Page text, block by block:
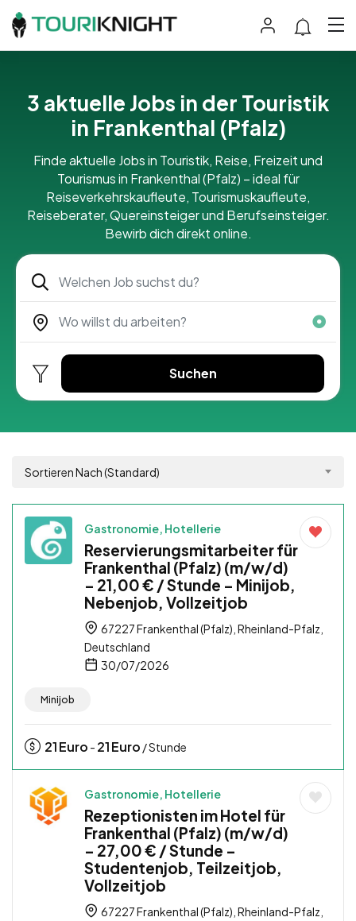
3 aktuelle Jobs in der Touristik
in Frankenthal (Pfalz)
Finde aktuelle Jobs in Touristik, Reise, Freizeit und
Tourismus in Frankenthal (Pfalz) – ideal für
Reiseverkehrskaufleute, Tourismuskaufleute,
Reiseberater, Quereinsteiger und Berufseinsteiger.
Bewirb dich direkt online.
Suchen
Sortieren Nach (Standard)
Gastronomie, Hotellerie
Reservierungsmitarbeiter für
Frankenthal (Pfalz) (m/w/d)
– 21,00 € / Stunde – Minijob,
Nebenjob, Vollzeitjob
67227 Frankenthal (Pfalz), Rheinland-Pfalz,
Deutschland
30/07/2026
Minijob
21Euro - 21Euro / Stunde
Gastronomie, Hotellerie
Rezeptionisten im Hotel für
Frankenthal (Pfalz) (m/w/d)
– 27,00 € / Stunde –
Studentenjob, Teilzeitjob,
Vollzeitjob
67227 Frankenthal (Pfalz), Rheinland-Pfalz,